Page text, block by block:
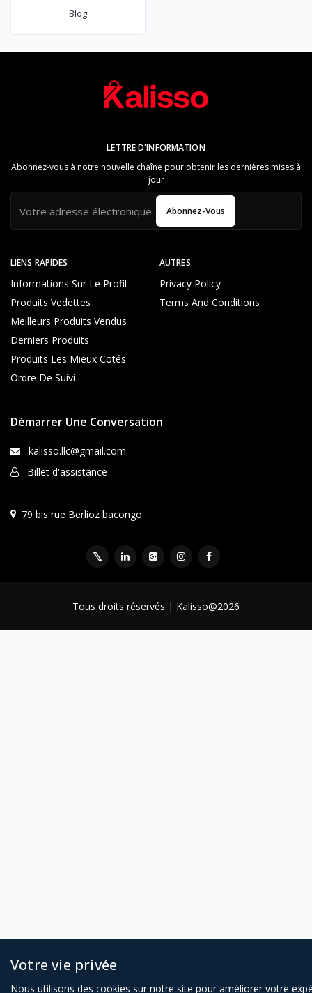
Blog
LIENS RAPIDES
Informations Sur Le Profil
Produits Vedettes
Meilleurs Produits Vendus
Derniers Produits
Produits Les Mieux Cotés
Ordre De Suivi
AUTRES
Privacy Policy
Terms And Conditions
LETTRE D'INFORMATION
Abonnez-vous à notre nouvelle chaîne pour obtenir les dernières mises à
jour
Abonnez-Vous
Démarrer Une Conversation
kalisso.llc@gmail.com
Billet d'assistance
79 bis rue Berlioz bacongo
Tous droits réservés | Kalisso@2026
Votre vie privée
Nous utilisons des cookies sur notre site pour améliorer votre